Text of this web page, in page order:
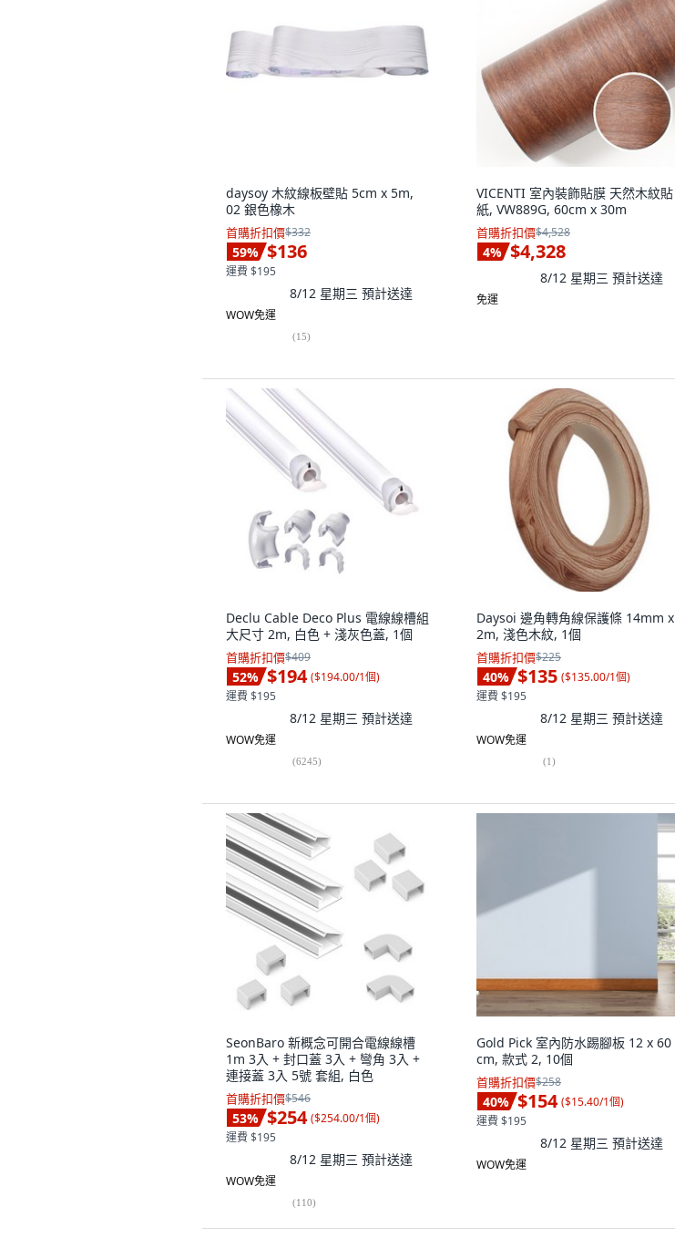
daysoy 木紋線板壁貼 5cm x 5m,
02 銀色橡木
首購折扣價$332
59% $136
運費 $195
8/12 星期三 預計送達
WOW免運
(15)
VICENTI 室內裝飾貼膜 天然木紋貼
紙, VW889G, 60cm x 30m
首購折扣價$4,528
4% $4,328
8/12 星期三 預計送達
免運
Declu Cable Deco Plus 電線線槽組
大尺寸 2m, 白色 + 淺灰色蓋, 1個
首購折扣價$409
52% $194 ($194.00/1個)
運費 $195
8/12 星期三 預計送達
WOW免運
(6245)
Daysoi 邊角轉角線保護條 14mm x
2m, 淺色木紋, 1個
首購折扣價$225
40% $135 ($135.00/1個)
運費 $195
8/12 星期三 預計送達
WOW免運
(1)
SeonBaro 新概念可開合電線線槽
1m 3入 + 封口蓋 3入 + 彎角 3入 +
連接蓋 3入 5號 套組, 白色
首購折扣價$546
53% $254 ($254.00/1個)
運費 $195
8/12 星期三 預計送達
WOW免運
(110)
Gold Pick 室內防水踢腳板 12 x 60
cm, 款式 2, 10個
首購折扣價$258
40% $154 ($15.40/1個)
運費 $195
8/12 星期三 預計送達
WOW免運